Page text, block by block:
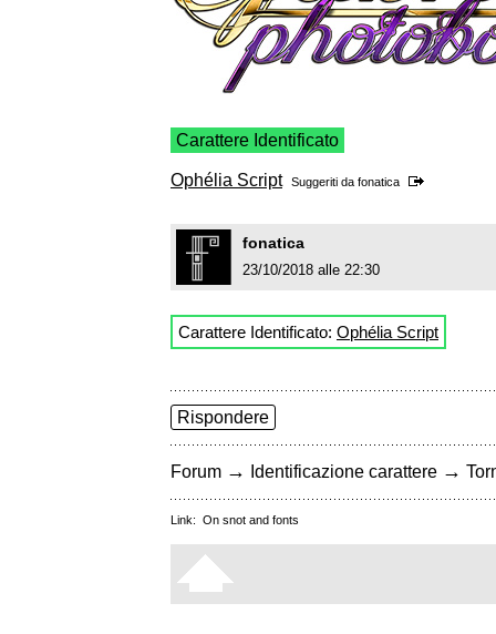
Carattere Identificato
Ophélia Script Suggeriti da fonatica
fonatica
23/10/2018 alle 22:30
Carattere Identificato: Ophélia Script
Rispondere
Forum → Identificazione carattere →
Link: On snot and fonts